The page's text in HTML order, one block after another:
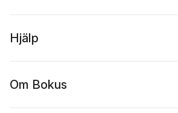
Hjälp
Om Bokus